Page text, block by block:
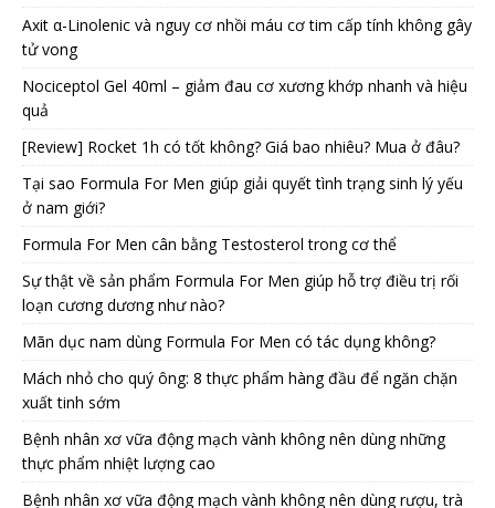
Axit α-Linolenic và nguy cơ nhồi máu cơ tim cấp tính không gây
tử vong
Nociceptol Gel 40ml – giảm đau cơ xương khớp nhanh và hiệu
quả
[Review] Rocket 1h có tốt không? Giá bao nhiêu? Mua ở đâu?
Tại sao Formula For Men giúp giải quyết tình trạng sinh lý yếu
ở nam giới?
Formula For Men cân bằng Testosterol trong cơ thể
Sự thật về sản phẩm Formula For Men giúp hỗ trợ điều trị rối
loạn cương dương như nào?
Mãn dục nam dùng Formula For Men có tác dụng không?
Mách nhỏ cho quý ông: 8 thực phẩm hàng đầu để ngăn chặn
xuất tinh sớm
Bệnh nhân xơ vữa động mạch vành không nên dùng những
thực phẩm nhiệt lượng cao
Bệnh nhân xơ vữa động mạch vành không nên dùng rượu, trà